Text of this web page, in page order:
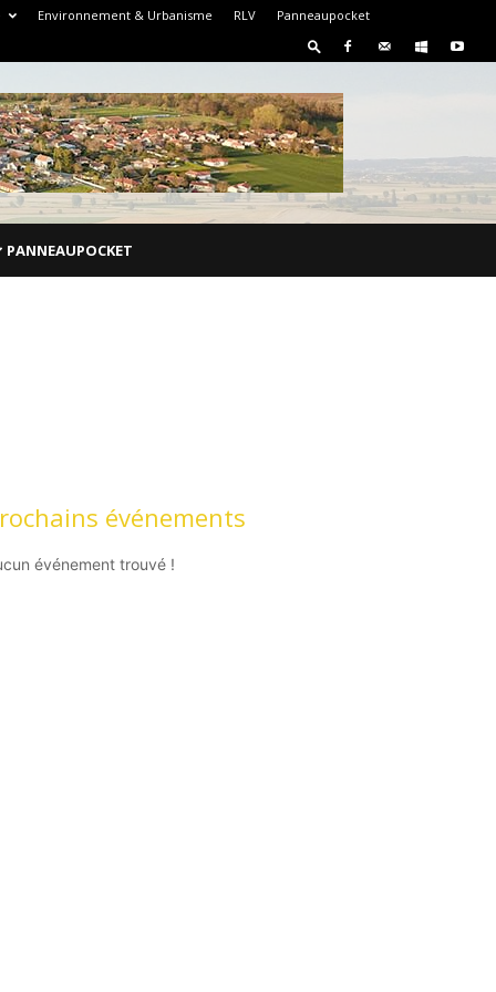
Environnement & Urbanisme RLV Panneaupocket
PANNEAUPOCKET
événements
événement trouvé !